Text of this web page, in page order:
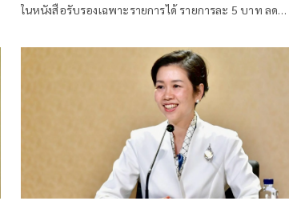
ในหนังสือรับรองเฉพาะรายการได้ รายการละ 5 บาท ลด